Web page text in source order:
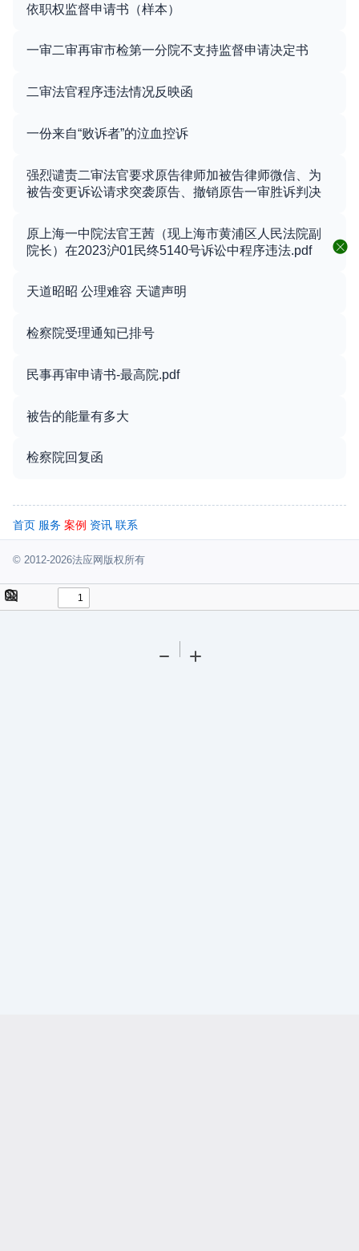
依职权监督申请书（样本）
一审二审再审市检第一分院不支持监督申请决定书
二审法官程序违法情况反映函
一份来自“败诉者”的泣血控诉
强烈谴责二审法官要求原告律师加被告律师微信、为
被告变更诉讼请求突袭原告、撤销原告一审胜诉判决
原上海一中院法官王茜（现上海市黄浦区人民法院副
院长）在2023沪01民终5140号诉讼中程序违法.pdf
天道昭昭 公理难容 天谴声明
检察院受理通知已排号
民事再审申请书-最高院.pdf
被告的能量有多大
检察院回复函
首页 服务 案例 资讯 联系
© 2012-2026法应网版权所有
Find
Zoom